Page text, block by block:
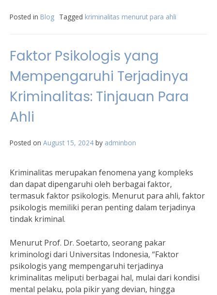
Posted in Blog Tagged kriminalitas menurut para ahli
Faktor Psikologis yang
Mempengaruhi Terjadinya
Kriminalitas: Tinjauan Para
Ahli
Posted on August 15, 2024 by adminbon
Kriminalitas merupakan fenomena yang kompleks
dan dapat dipengaruhi oleh berbagai faktor,
termasuk faktor psikologis. Menurut para ahli, faktor
psikologis memiliki peran penting dalam terjadinya
tindak kriminal.
Menurut Prof. Dr. Soetarto, seorang pakar
kriminologi dari Universitas Indonesia, “Faktor
psikologis yang mempengaruhi terjadinya
kriminalitas meliputi berbagai hal, mulai dari kondisi
mental pelaku, pola pikir yang devian, hingga